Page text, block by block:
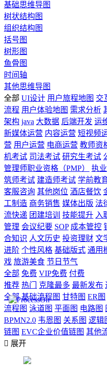
基础思维导图
树状结构图
组织结构图
括号图
树形图
鱼骨图
时间轴
其他思维导图
全部 UI设计 用户旅程地图 交
流程 用户体验地图 需求分析
架构 java 大数据 后端开发 运
新媒体运营 内容运营 短视频
营 用户运营 电商运营 教师资
机考试 司法考试 研究生考试
管理师职业资格（PMP）
执
筑师考试 建造师考试 学前教
客服咨询 其他岗位 酒店餐饮
工制造 商务销售 媒体出版 法
流快递 团建培训 技能提升 入
管理 会议纪要 SOP 成本管控
合知识 人文历史 投资理财 文
进阶 个性风格 基础版式 通用
戏 旅游美食 节日节气
全部 免费 VIP免费 付费
推荐 热门 克隆最多 最新发布
全部 基础流程图 甘特图 ER图
流程图 泳道图 平面图 电路图
BPMN2.0 韦恩图 关系图 逻辑
链图 EVC企业价值链图 其他
 展开